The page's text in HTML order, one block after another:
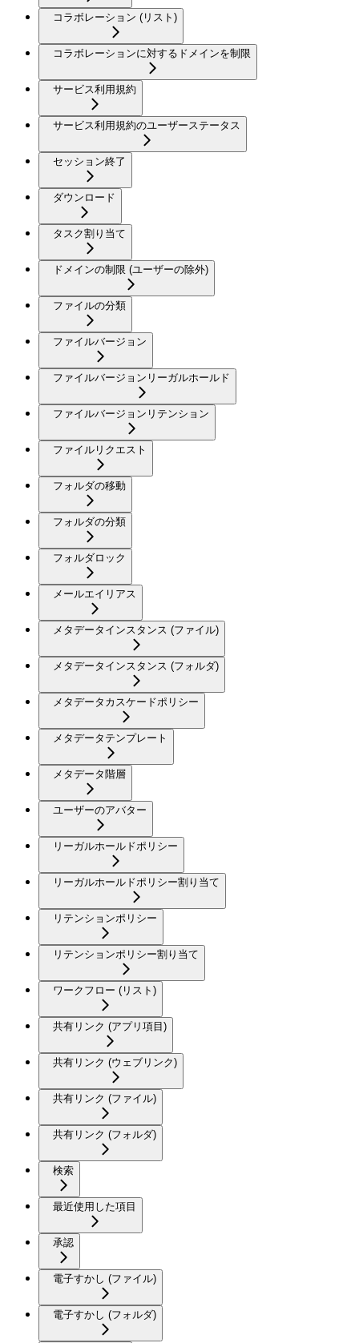
コラボレーション (リスト)
コラボレーションに対するドメインを制限
サービス利用規約
サービス利用規約のユーザーステータス
セッション終了
ダウンロード
タスク割り当て
ドメインの制限 (ユーザーの除外)
ファイルの分類
ファイルバージョン
ファイルバージョンリーガルホールド
ファイルバージョンリテンション
ファイルリクエスト
フォルダの移動
フォルダの分類
フォルダロック
メールエイリアス
メタデータインスタンス (ファイル)
メタデータインスタンス (フォルダ)
メタデータカスケードポリシー
メタデータテンプレート
メタデータ階層
ユーザーのアバター
リーガルホールドポリシー
リーガルホールドポリシー割り当て
リテンションポリシー
リテンションポリシー割り当て
ワークフロー (リスト)
共有リンク (アプリ項目)
共有リンク (ウェブリンク)
共有リンク (ファイル)
共有リンク (フォルダ)
検索
最近使用した項目
承認
電子すかし (ファイル)
電子すかし (フォルダ)